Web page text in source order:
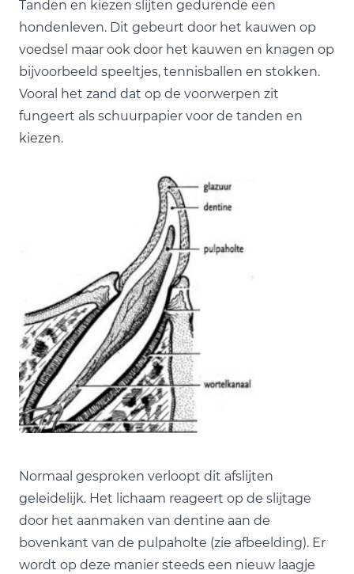
Tanden en kiezen slijten gedurende een
hondenleven. Dit gebeurt door het kauwen op
voedsel maar ook door het kauwen en knagen op
bijvoorbeeld speeltjes, tennisballen en stokken.
Vooral het zand dat op de voorwerpen zit
fungeert als schuurpapier voor de tanden en
kiezen.
Normaal gesproken verloopt dit afslijten
geleidelijk. Het lichaam reageert op de slijtage
door het aanmaken van dentine aan de
bovenkant van de pulpaholte (zie afbeelding). Er
wordt op deze manier steeds een nieuw laagje